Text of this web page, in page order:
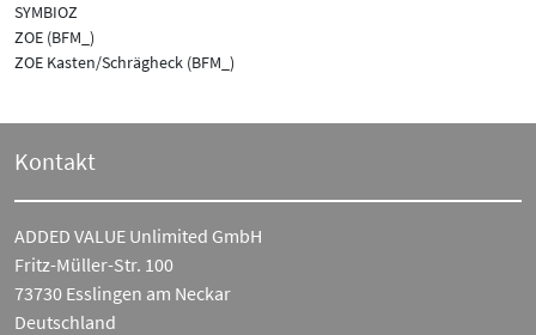
SYMBIOZ
ZOE (BFM_)
ZOE Kasten/Schrägheck (BFM_)
Kontakt
ADDED VALUE Unlimited GmbH
Fritz-Müller-Str. 100
73730 Esslingen am Neckar
Deutschland